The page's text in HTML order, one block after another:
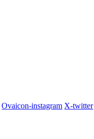
Ovaicon-instagram X-twitter